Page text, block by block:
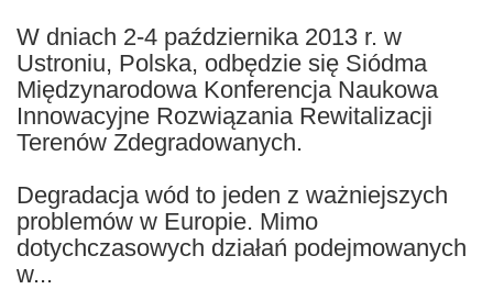
W dniach 2-4 października 2013 r. w
Ustroniu, Polska, odbędzie się Siódma
Międzynarodowa Konferencja Naukowa
Innowacyjne Rozwiązania Rewitalizacji
Terenów Zdegradowanych.
Degradacja wód to jeden z ważniejszych
problemów w Europie. Mimo
dotychczasowych działań podejmowanych
w...